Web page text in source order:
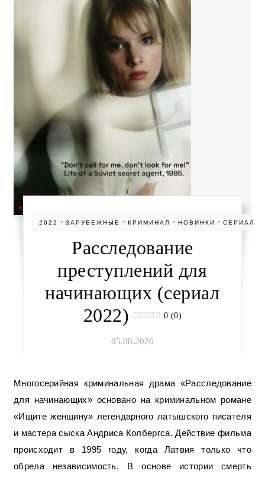
2022 -ЗАРУБЕЖНЫЕ -КРИМИНАЛ -НОВИНКИ -СЕРИАЛЫ
Расследование
преступлений для
начинающих (сериал
2022)
0 (0)
05.08.2026
Многосерийная криминальная драма «Расследование
для начинающих» основано на криминальном романе
«Ищите женщину» легендарного латышского писателя
и мастера сыска Андриса Колбергса. Действие фильма
происходит в 1995 году, когда Латвия только что
обрела независимость. В основе истории смерть